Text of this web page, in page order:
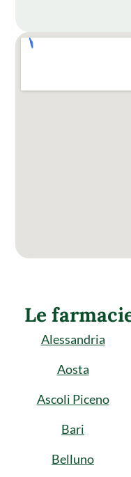
Le
Alessandria
Aosta
Ascoli Piceno
Bari
Belluno